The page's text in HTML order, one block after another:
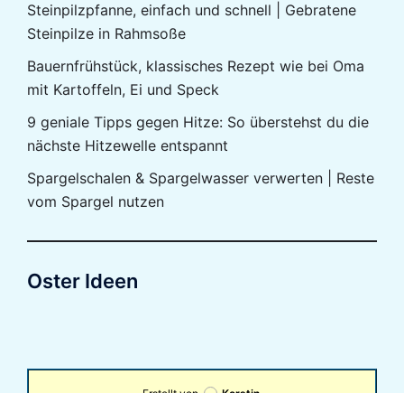
Steinpilzpfanne, einfach und schnell | Gebratene
Steinpilze in Rahmsoße
Bauernfrühstück, klassisches Rezept wie bei Oma
mit Kartoffeln, Ei und Speck
9 geniale Tipps gegen Hitze: So überstehst du die
nächste Hitzewelle entspannt
Spargelschalen & Spargelwasser verwerten | Reste
vom Spargel nutzen
Oster Ideen